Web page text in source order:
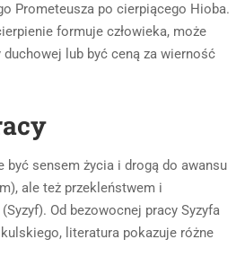
Prometeusza po cierpiącego Hioba.
formuje człowieka, może
lub być ceną za wierność
być sensem życia i drogą do awansu
ale też przekleństwem i
Od bezowocnej pracy Syzyfa
literatura pokazuje różne